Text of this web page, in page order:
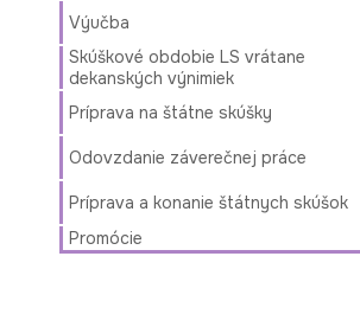
Výučba
Skúškové obdobie LS vrátane
dekanských výnimiek
Príprava na štátne skúšky
Odovzdanie záverečnej práce
Príprava a konanie štátnych skúšok
Promócie